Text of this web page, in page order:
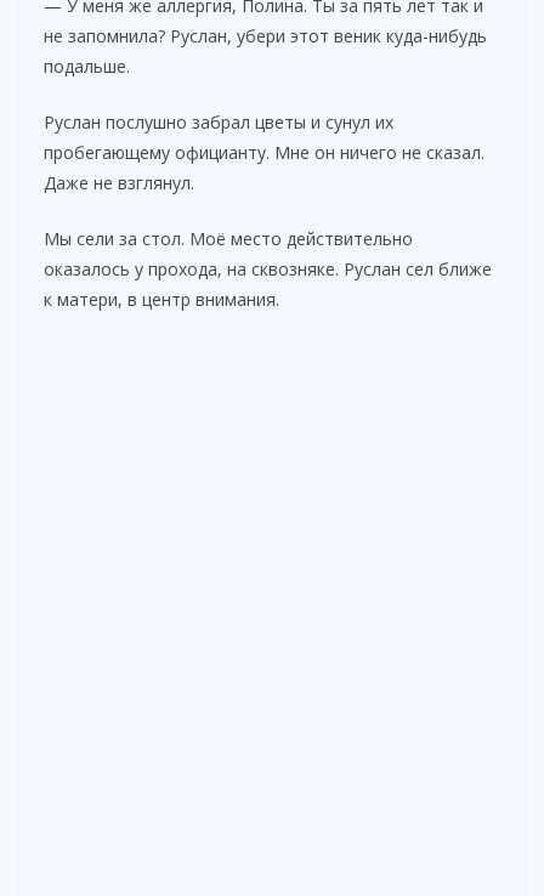
— У меня же аллергия, Полина. Ты за пять лет так и
не запомнила? Руслан, убери этот веник куда-нибудь
подальше.
Руслан послушно забрал цветы и сунул их
пробегающему официанту. Мне он ничего не сказал.
Даже не взглянул.
Мы сели за стол. Моё место действительно
оказалось у прохода, на сквозняке. Руслан сел ближе
к матери, в центр внимания.